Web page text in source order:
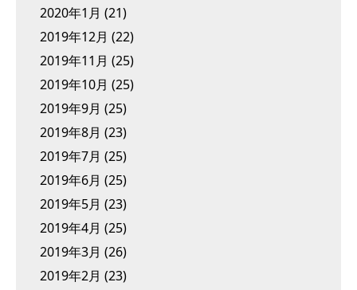
2020年1月 (21)
2019年12月 (22)
2019年11月 (25)
2019年10月 (25)
2019年9月 (25)
2019年8月 (23)
2019年7月 (25)
2019年6月 (25)
2019年5月 (23)
2019年4月 (25)
2019年3月 (26)
2019年2月 (23)